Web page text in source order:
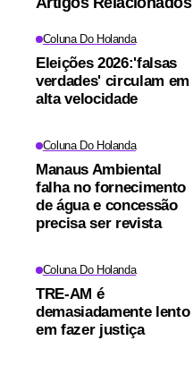
Coluna Do Holanda
Eleições 2026:'falsas
verdades' circulam em
alta velocidade
Coluna Do Holanda
Manaus Ambiental
falha no fornecimento
de água e concessão
precisa ser revista
Coluna Do Holanda
TRE-AM é
demasiadamente lento
em fazer justiça